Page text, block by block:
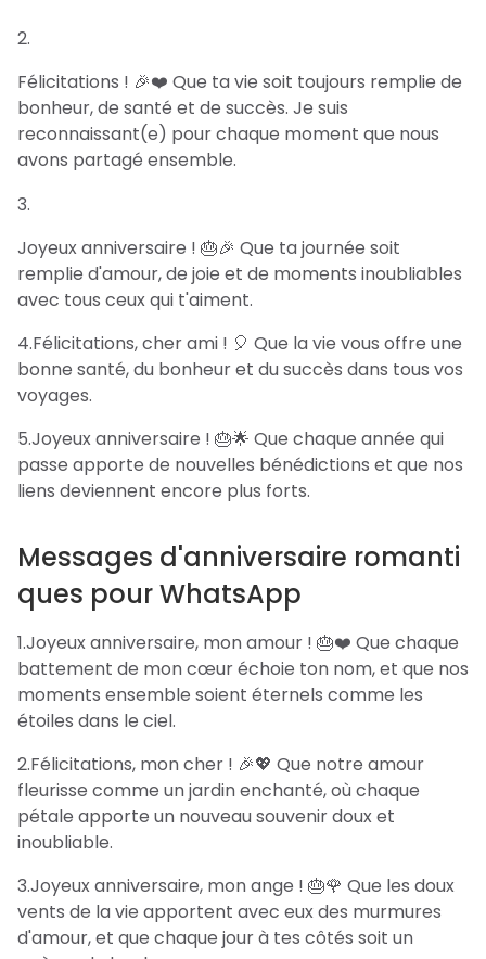
Félicitations ! 🎉❤️ Que ta vie soit toujours remplie de
bonheur, de santé et de succès. Je suis
reconnaissant(e) pour chaque moment que nous
avons partagé ensemble.
Joyeux anniversaire ! 🎂🎉 Que ta journée soit
remplie d'amour, de joie et de moments inoubliables
avec tous ceux qui t'aiment.
4.Félicitations, cher ami ! 🎈 Que la vie vous offre une
bonne santé, du bonheur et du succès dans tous vos
voyages.
5.Joyeux anniversaire ! 🎂🌟 Que chaque année qui
passe apporte de nouvelles bénédictions et que nos
liens deviennent encore plus forts.
Messages d'anniversaire romanti
ques pour WhatsApp
1.Joyeux anniversaire, mon amour ! 🎂❤️ Que chaque
battement de mon cœur échoie ton nom, et que nos
moments ensemble soient éternels comme les
étoiles dans le ciel.
2.Félicitations, mon cher ! 🎉💖 Que notre amour
fleurisse comme un jardin enchanté, où chaque
pétale apporte un nouveau souvenir doux et
inoubliable.
3.Joyeux anniversaire, mon ange ! 🎂🌹 Que les doux
vents de la vie apportent avec eux des murmures
d'amour, et que chaque jour à tes côtés soit un